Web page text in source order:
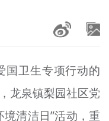
+
国卫生专项行动的
龙泉镇梨园社区党
清洁日”活动，重